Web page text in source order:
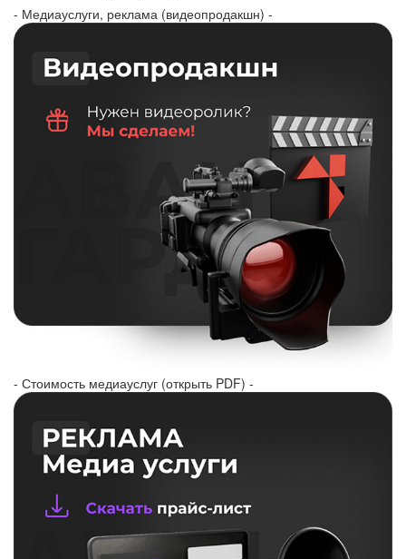
- Медиауслуги, реклама (видеопродакшн) -
- Стоимость медиауслуг (открыть PDF) -